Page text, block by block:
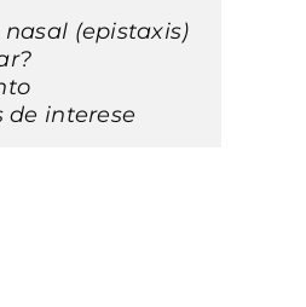
nasal (epistaxis)
de interese